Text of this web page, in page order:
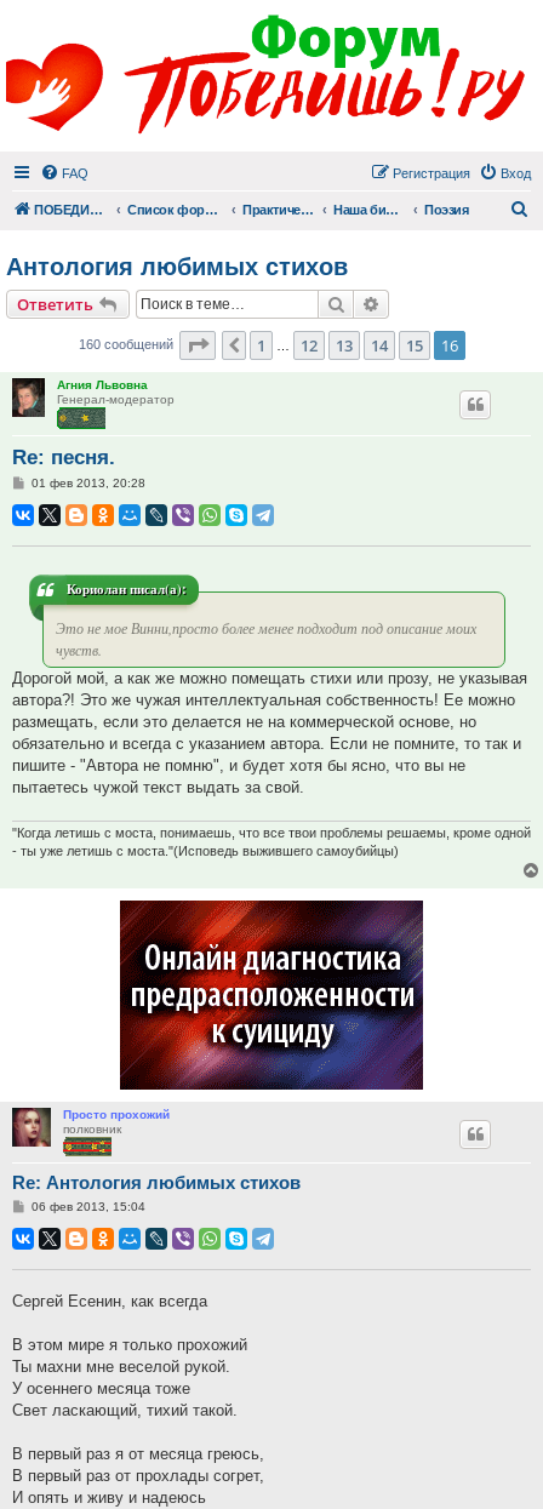
FAQ Вход
Регистрация
ПОБЕДИШЬ.РУ Список форумов Практический раздел Наша библиотека Поэзия
Антология любимых стихов
Ответить Поиск
160 сообщений Страница 16из 16
Пред.
1 12 13 14 15 16
Агния Львовна
Генерал-модератор
Re: песня.
Сообщение
01 фев 2013, 20:28
Кориолан писал(а):
Это не мое Винни,просто более менее подходит под описание моих
чувств.
Дорогой мой, а как же можно помещать стихи или прозу, не указывая
автора?! Это же чужая интеллектуальная собственность! Ее можно
размещать, если это делается не на коммерческой основе, но
обязательно и всегда с указанием автора. Если не помните, то так и
пишите - "Автора не помню", и будет хотя бы ясно, что вы не
пытаетесь чужой текст выдать за свой.
"Когда летишь с моста, понимаешь, что все твои проблемы решаемы, кроме одной
- ты уже летишь с моста."(Исповедь выжившего самоубийцы)
Просто прохожий
полковник
Re: Антология любимых стихов
Сообщение
06 фев 2013, 15:04
Сергей Есенин, как всегда
В этом мире я только прохожий
Ты махни мне веселой рукой.
У осеннего месяца тоже
Свет ласкающий, тихий такой.
В первый раз я от месяца греюсь,
В первый раз от прохлады согрет,
И опять и живу и надеюсь